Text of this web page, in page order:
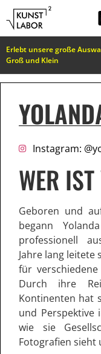
Erlebt unsere große
Groß und Klein
Instagram:
WER
Geboren und
begann
professionell
Jahre lang leitete
für
Durch ihre
Kontinenten hat
und Perspektive
wie sie
Fotografien sieht